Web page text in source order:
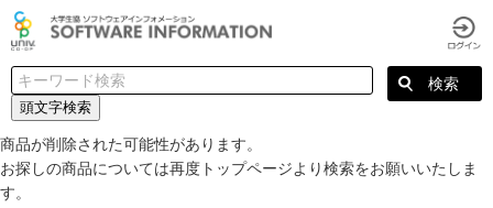
頭文字検索
商品が削除された可能性があります。
お探しの商品については再度トップページより検索をお願いいたしま
す。